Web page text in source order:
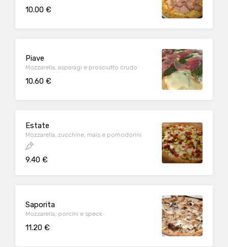
10.00 €
Piave
Mozzarella, asparagi e prosciutto crudo
10.60 €
Estate
Mozzarella, zucchine, mais e pomodorini
9.40 €
Saporita
Mozzarella, porcini e speck
11.20 €